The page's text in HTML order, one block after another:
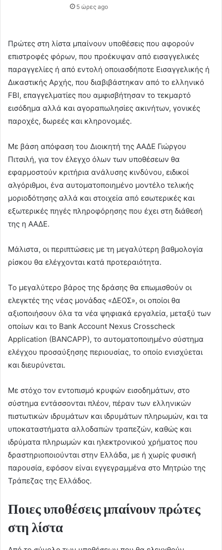
5 ώρες ago
Πρώτες στη λίστα μπαίνουν υποθέσεις που αφορούν
επιστροφές φόρων, που προέκυψαν από εισαγγελικές
παραγγελίες ή από εντολή οποιασδήποτε Εισαγγελικής ή
Δικαστικής Αρχής, που διαβιβάστηκαν από το ελληνικό
FBI, επαγγελματίες που αμφισβήτησαν το τεκμαρτό
εισόδημα αλλά και αγοραπωλησίες ακινήτων, γονικές
παροχές, δωρεές και κληρονομιές.
Με βάση απόφαση του Διοικητή της ΑΑΔΕ Γιώργου
Πιτσιλή, για τον έλεγχο όλων των υποθέσεων θα
εφαρμοστούν κριτήρια ανάλυσης κινδύνου, ειδικοί
αλγόριθμοι, ένα αυτοματοποιημένο μοντέλο τελικής
μοριοδότησης αλλά και στοιχεία από εσωτερικές και
εξωτερικές πηγές πληροφόρησης που έχει στη διάθεσή
της η ΑΑΔΕ.
Μάλιστα, οι περιπτώσεις με τη μεγαλύτερη βαθμολογία
ρίσκου θα ελέγχονται κατά προτεραιότητα.
Το μεγαλύτερο βάρος της δράσης θα επωμισθούν οι
ελεγκτές της νέας μονάδας «ΔΕΟΣ», οι οποίοι θα
αξιοποιήσουν όλα τα νέα ψηφιακά εργαλεία, μεταξύ των
οποίων και το Bank Account Nexus Crosscheck
Application (BANCAPP), το αυτοματοποιημένο σύστημα
ελέγχου προσαύξησης περιουσίας, το οποίο ενισχύεται
και διευρύνεται.
Με στόχο τον εντοπισμό κρυφών εισοδημάτων, στο
σύστημα εντάσσονται πλέον, πέραν των ελληνικών
πιστωτικών ιδρυμάτων και ιδρυμάτων πληρωμών, και τα
υποκαταστήματα αλλοδαπών τραπεζών, καθώς και
ιδρύματα πληρωμών και ηλεκτρονικού χρήματος που
δραστηριοποιούνται στην Ελλάδα, με ή χωρίς φυσική
παρουσία, εφόσον είναι εγγεγραμμένα στο Μητρώο της
Τράπεζας της Ελλάδος.
Ποιες υποθέσεις μπαίνουν πρώτες
στη λίστα